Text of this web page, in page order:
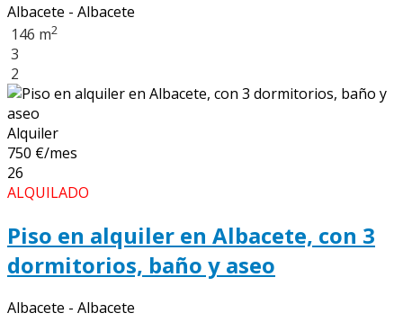
Albacete - Albacete
146 m2
3
2
Alquiler
750 €/mes
26
ALQUILADO
Piso en alquiler en Albacete, con 3
dormitorios, baño y aseo
Albacete - Albacete